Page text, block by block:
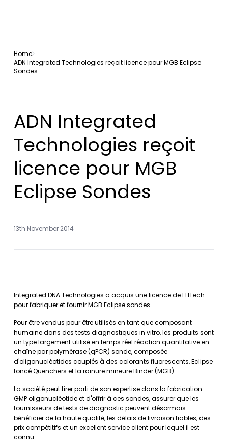
Home
ADN Integrated Technologies reçoit licence pour MGB Eclipse
Sondes
ADN Integrated
Technologies reçoit
licence pour MGB
Eclipse Sondes
13th November 2014
Integrated DNA Technologies a acquis une licence de ELITech
pour fabriquer et fournir MGB Eclipse sondes.
Pour être vendus pour être utilisés en tant que composant
humaine dans des tests diagnostiques in vitro, les produits sont
un type largement utilisé en temps réel réaction quantitative en
chaîne par polymérase (qPCR) sonde, composée
d'oligonucléotides couplés à des colorants fluorescents, Eclipse
foncé Quenchers et la rainure mineure Binder (MGB).
La société peut tirer parti de son expertise dans la fabrication
GMP oligonucléotide et d'offrir à ces sondes, assurer que les
fournisseurs de tests de diagnostic peuvent désormais
bénéficier de la haute qualité, les délais de livraison fiables, des
prix compétitifs et un excellent service client pour lequel il est
connu.